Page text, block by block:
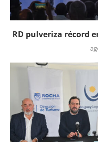
RD pulveriza récord